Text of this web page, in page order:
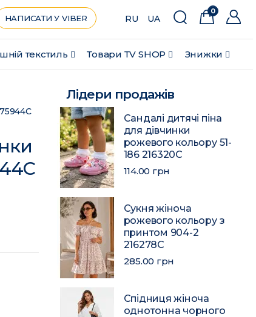
текстиль Товари ТV SHOP Знижки
НАПИСАТИ У VIBER RU UA
0
Лідери продажів
Сандалі дитячі піна
для дівчинки
рожевого кольору 51-
186 216320C
114.00 грн
Сукня жіноча
рожевого кольору з
принтом 904-2
216278C
285.00 грн
Спідниця жіноча
однотонна чорного